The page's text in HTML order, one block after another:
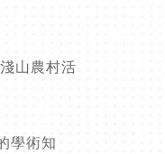
山農村活
學術知